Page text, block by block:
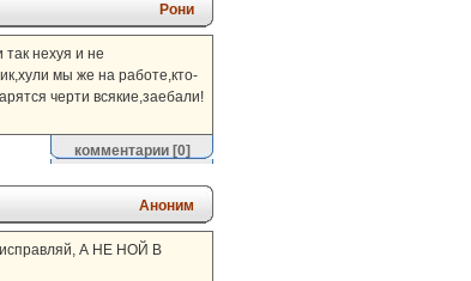
Рони
нехуя и не
мы же на работе,кто-
черти всякие,заебали!
комментарии[0]
Аноним
исправляй, А НЕ НОЙ В